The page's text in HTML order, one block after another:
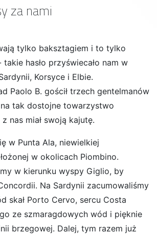
za nami
tylko baksztagiem i to tylko
takie hasło przyświecało nam w
Korsyce i Elbie.
Paolo B. gościł trzech gentelmanów
tak dostojne towarzystwo
nas miał swoją kajutę.
w Punta Ala, niewielkiej
w okolicach Piombino.
w kierunku wyspy Giglio, by
Na Sardynii zacumowaliśmy
skał Porto Cervo, sercu Costa
ze szmaragdowych wód i pięknie
brzegowej. Dalej, tym razem już